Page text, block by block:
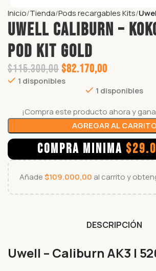
Inicio Tienda Pods recargables Kits
UWELL CALIBURN –
POD KIT GOLD
$115.300,00$82.170,00
1 disponibles
1 disponibles
¡Compra este producto ahora y gana
AGREGAR AL CARRITO
COMPRA MINIMA $
Añade$109.000,00 al carrito y
DESCRIPCIÓN
Uwell – Caliburn AK3 |